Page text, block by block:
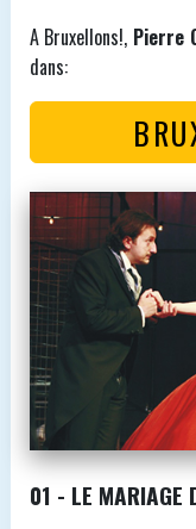
A Bruxellons!, Pierre
dans:
01 - LE MARIAGE